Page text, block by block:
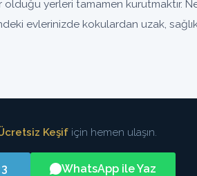
yerleri tamamen kurutmaktır.
evlerinizde kokulardan uzak,
Keşif için hemen ulaşın.
WhatsApp ile Yaz